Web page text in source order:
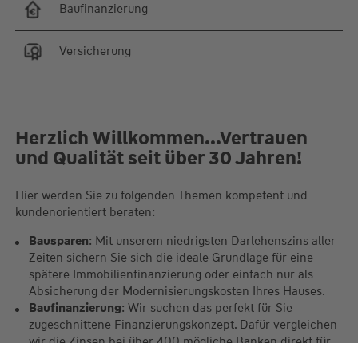
Baufinanzierung
Versicherung
Herzlich Willkommen...Vertrauen
und Qualität seit über 30 Jahren!
Hier werden Sie zu folgenden Themen kompetent und
kundenorientiert beraten:
Bausparen: Mit unserem niedrigsten Darlehenszins aller
Zeiten sichern Sie sich die ideale Grundlage für eine
spätere Immobilienfinanzierung oder einfach nur als
Absicherung der Modernisierungskosten Ihres Hauses.
Baufinanzierung: Wir suchen das perfekt für Sie
zugeschnittene Finanzierungskonzept. Dafür vergleichen